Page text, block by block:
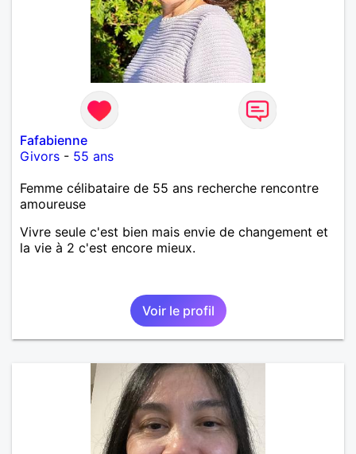
Fafabienne
Givors - 55 ans
Femme célibataire de 55 ans recherche rencontre
amoureuse
Vivre seule c'est bien mais envie de changement et
la vie à 2 c'est encore mieux.
Voir le profil